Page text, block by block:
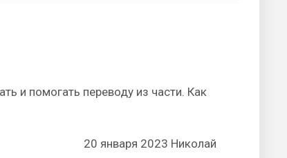
и помогать переводу из части. Как
20 января 2023 Николай